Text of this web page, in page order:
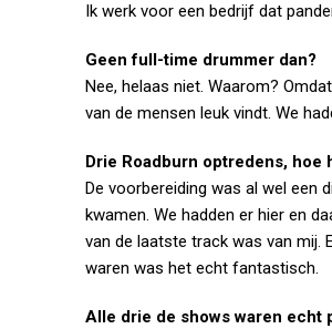
Ik werk voor een bedrijf dat
Geen full-time drummer dan?
Nee, helaas niet. Waarom?
van de mensen leuk vindt. We
Drie Roadburn optredens, hoe
De voorbereiding was al wel een
kwamen. We hadden er hier en
van de laatste track was van mij.
waren was het echt fantastisch.
Alle drie de shows waren echt